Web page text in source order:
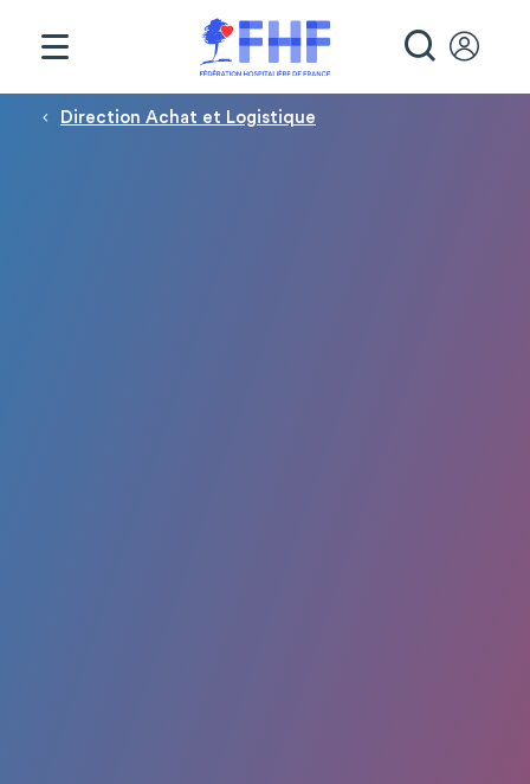
Fil d'Ariane
Direction Achat et Logistique
Panneau de gestion des cookies